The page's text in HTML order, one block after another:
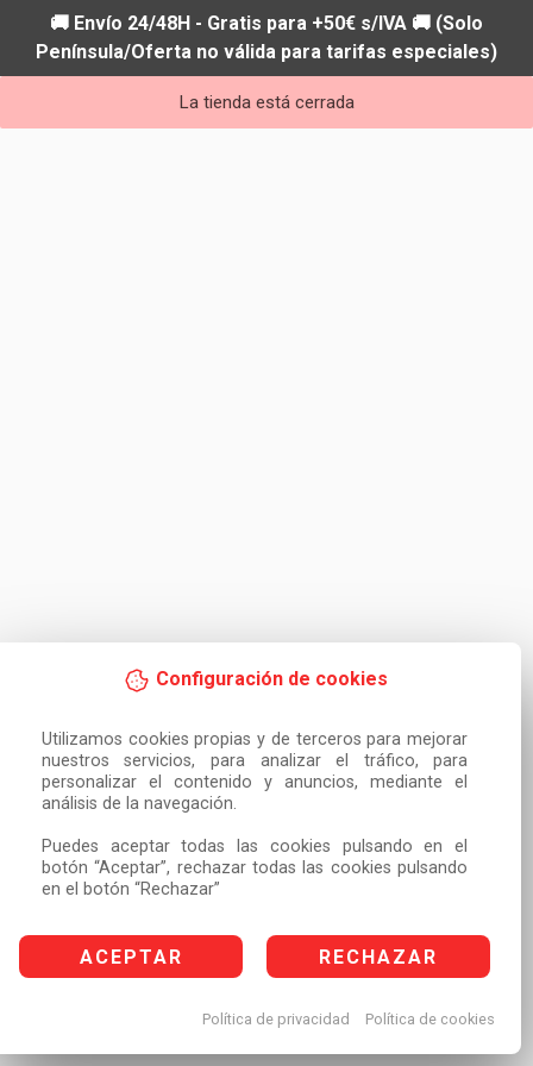
Configuración de cookies
Utilizamos cookies propias y de terceros para mejorar
nuestros servicios, para analizar el tráfico, para
personalizar el contenido y anuncios, mediante el
análisis de la navegación.
Puedes aceptar todas las cookies pulsando en el
botón “Aceptar”, rechazar todas las cookies pulsando
en el botón “Rechazar”
ACEPTAR RECHAZAR
Política de privacidad Política de cookies
🚚 Envío 24/48H - Gratis para +50€ s/IVA 🚚 (Solo
Península/Oferta no válida para tarifas especiales)
La tienda está cerrada